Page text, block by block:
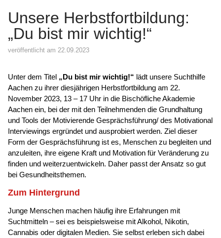
Unsere Herbstfortbildung:
„Du bist mir wichtig!“
veröffentlicht am 22.09.2023
Unter dem Titel „Du bist mir wichtig!“ lädt unsere Suchthilfe
Aachen zu ihrer diesjährigen Herbstfortbildung am 22.
November 2023, 13 – 17 Uhr in die Bischöfliche Akademie
Aachen ein, bei der mit den Teilnehmenden die Grundhaltung
und Tools der Motivierende Gesprächsführung/ des Motivational
Interviewings ergründet und ausprobiert werden. Ziel dieser
Form der Gesprächsführung ist es, Menschen zu begleiten und
anzuleiten, ihre eigene Kraft und Motivation für Veränderung zu
finden und weiterzuentwickeln. Daher passt der Ansatz so gut
bei Gesundheitsthemen.
Zum Hintergrund
Junge Menschen machen häufig ihre Erfahrungen mit
Suchtmitteln – sei es beispielsweise mit Alkohol, Nikotin,
Cannabis oder digitalen Medien. Sie selbst erleben sich dabei